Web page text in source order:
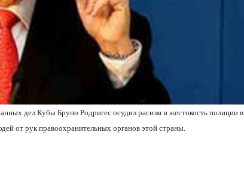
дел Кубы Бруно Родригес осудил расизм и жестокость полиции в
от рук правоохранительных органов этой страны.